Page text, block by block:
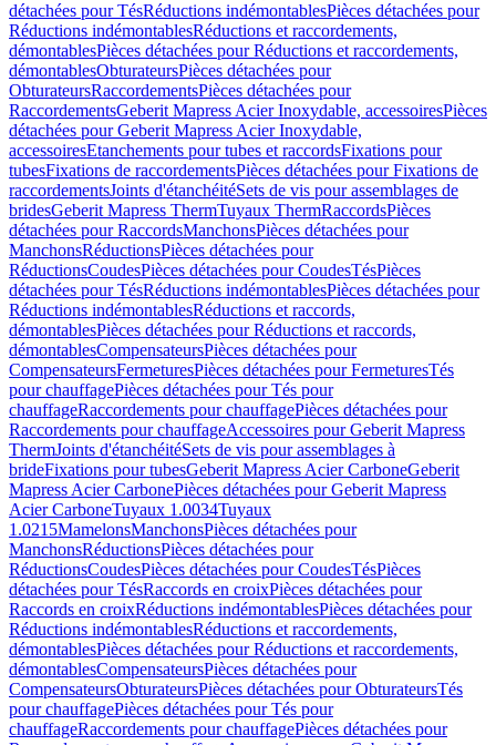
détachées pour TésRéductions indémontablesPièces détachées pour
Réductions indémontablesRéductions et raccordements,
démontablesPièces détachées pour Réductions et raccordements,
démontablesObturateursPièces détachées pour
ObturateursRaccordementsPièces détachées pour
RaccordementsGeberit Mapress Acier Inoxydable, accessoiresPièces
détachées pour Geberit Mapress Acier Inoxydable,
accessoiresEtanchements pour tubes et raccordsFixations pour
tubesFixations de raccordementsPièces détachées pour Fixations de
raccordementsJoints d'étanchéitéSets de vis pour assemblages de
bridesGeberit Mapress ThermTuyaux ThermRaccordsPièces
détachées pour RaccordsManchonsPièces détachées pour
ManchonsRéductionsPièces détachées pour
RéductionsCoudesPièces détachées pour CoudesTésPièces
détachées pour TésRéductions indémontablesPièces détachées pour
Réductions indémontablesRéductions et raccords,
démontablesPièces détachées pour Réductions et raccords,
démontablesCompensateursPièces détachées pour
CompensateursFermeturesPièces détachées pour FermeturesTés
pour chauffagePièces détachées pour Tés pour
chauffageRaccordements pour chauffagePièces détachées pour
Raccordements pour chauffageAccessoires pour Geberit Mapress
ThermJoints d'étanchéitéSets de vis pour assemblages à
brideFixations pour tubesGeberit Mapress Acier CarboneGeberit
Mapress Acier CarbonePièces détachées pour Geberit Mapress
Acier CarboneTuyaux 1.0034Tuyaux
1.0215MamelonsManchonsPièces détachées pour
ManchonsRéductionsPièces détachées pour
RéductionsCoudesPièces détachées pour CoudesTésPièces
détachées pour TésRaccords en croixPièces détachées pour
Raccords en croixRéductions indémontablesPièces détachées pour
Réductions indémontablesRéductions et raccordements,
démontablesPièces détachées pour Réductions et raccordements,
démontablesCompensateursPièces détachées pour
CompensateursObturateursPièces détachées pour ObturateursTés
pour chauffagePièces détachées pour Tés pour
chauffageRaccordements pour chauffagePièces détachées pour